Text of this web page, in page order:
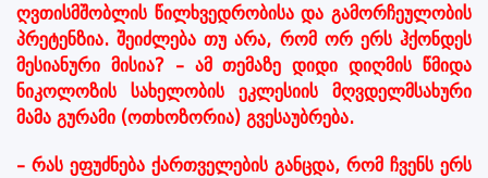
ღვთისმშობლის წილხვედრობისა და გამორჩეულობის
პრეტენზია. შეიძლება თუ არა, რომ ორ ერს ჰქონდეს
მესიანური მისია? – ამ თემაზე დიდი დიღმის წმიდა
ნიკოლოზის სახელობის ეკლესიის მღვდელმსახური
მამა გურამი (ოთხოზორია) გვესაუბრება.
– რას ეფუძნება ქართველების განცდა, რომ ჩვენს ერს